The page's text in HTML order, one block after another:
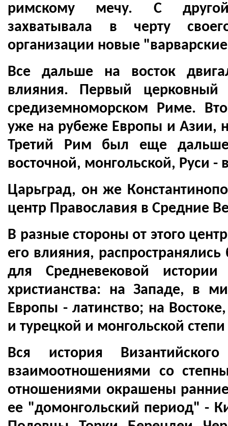
римскому мечу. С
захватывала в черту
организации новые
Все дальше на восток
влияния. Первый
средиземноморском Риме.
уже на рубеже Европы и Азии,
Третий Рим был еще
восточной, монгольской, Руси -
Царьград, он же
центр Православия в Средние
В разные стороны от этого
его влияния,
для Средневековой
христианства: на Западе, в
Европы - латинство; на
и турецкой и монгольской
Вся история
взаимоотношениями со
отношениями окрашены
ее "домонгольский период" -